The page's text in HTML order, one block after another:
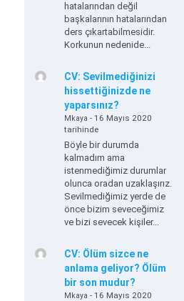
hatalarından değil
başkalarının hatalarından
ders çıkartabilmesidir.
Korkunun nedenide...
CV: Sevilmediğinizi
hissettiğinizde ne
yaparsınız?
Mkaya - 16 Mayıs 2020
tarihinde
Böyle bir durumda
kalmadım ama
istenmediğimiz durumlar
olunca oradan uzaklaşırız.
Sevilmediğimiz yerde de
önce bizim seveceğimiz
ve bizi sevecek kişiler...
CV: Ölüm sizce ne
anlama geliyor? Ölüm
bir son mudur?
Mkaya - 16 Mayıs 2020